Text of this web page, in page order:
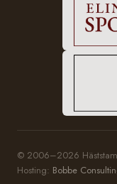
© 2006–2026
Hosting: Bobbe